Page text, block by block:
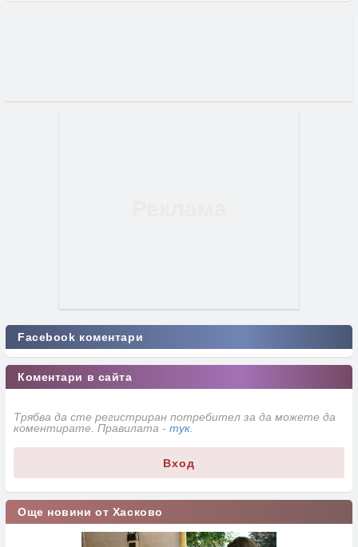
Facebook коментари
Коментари в сайта
Трябва да сте регистриран потребител за да можете да
коментирате. Правилата - тук
Вход
Още новини от Хасково